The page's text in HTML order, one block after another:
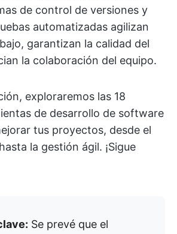
de control de versiones y
automatizadas agilizan
garantizan la calidad del
la colaboración del equipo.
exploraremos las 18
de desarrollo de software
tus proyectos, desde el
la gestión ágil. ¡Sigue
Se prevé que el